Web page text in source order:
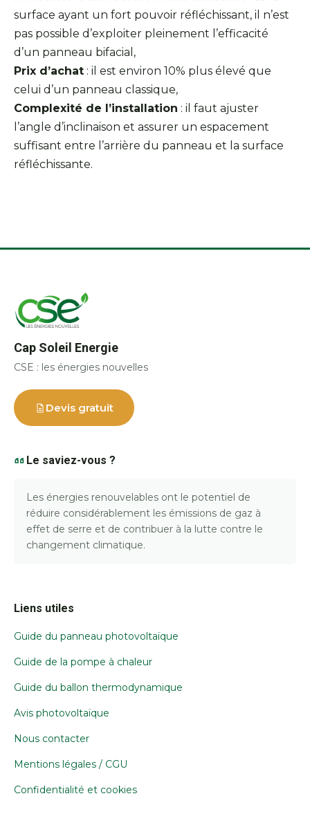
surface ayant un fort pouvoir réfléchissant, il n’est
pas possible d’exploiter pleinement l’efficacité
d’un panneau bifacial,
Prix d’achat : il est environ 10% plus élevé que
celui d’un panneau classique,
Complexité de l’installation : il faut ajuster
l’angle d’inclinaison et assurer un espacement
suffisant entre l’arrière du panneau et la surface
réfléchissante.
Cap Soleil Energie
CSE : les énergies nouvelles
Devis gratuit
Le saviez-vous ?
Les énergies renouvelables ont le potentiel de
réduire considérablement les émissions de gaz à
effet de serre et de contribuer à la lutte contre le
changement climatique.
Liens utiles
Guide du panneau photovoltaïque
Guide de la pompe à chaleur
Guide du ballon thermodynamique
Avis photovoltaïque
Nous contacter
Mentions légales / CGU
Confidentialité et cookies